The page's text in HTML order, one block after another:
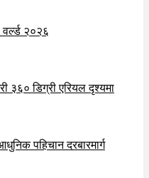
२०२६
३६० डिग्री एरियल दृश्यमा
पहिचान दरबारमार्ग